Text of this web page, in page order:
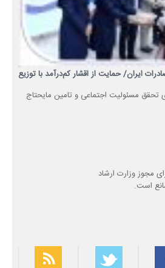
صادرات ایران/ حمایت از اقشار کم‌درآمد با توزیع
تحقق مسئولیت اجتماعی و تامین مایحتاج
مجوز وزارت ارشاد
است.